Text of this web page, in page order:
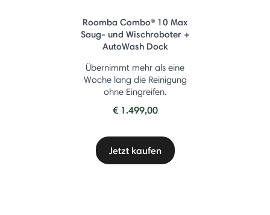
Roomba Combo® 10 Max
Saug- und Wischroboter +
AutoWash Dock
Übernimmt mehr als eine
Woche lang die Reinigung
ohne Eingreifen.
€ 1.499,00
Jetzt kaufen